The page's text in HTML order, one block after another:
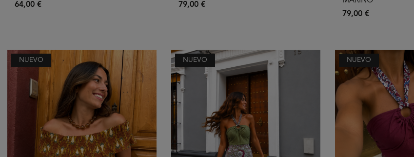
64,00 €
79,00 €
79,00 €
NUEVO NUEVO NUEVO